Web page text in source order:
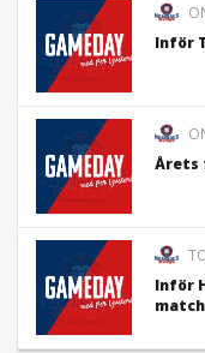
Inför
Årets
Inför
match